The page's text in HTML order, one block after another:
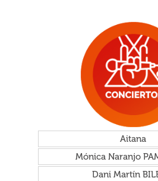
Aitana
Mónica Naranjo
Dani Martín